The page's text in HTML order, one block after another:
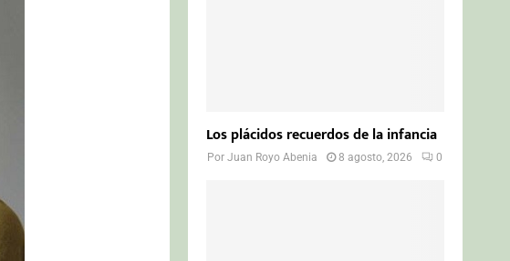
Los plácidos recuerdos de la infancia
PorJuan Royo Abenia 8 agosto, 2026 0